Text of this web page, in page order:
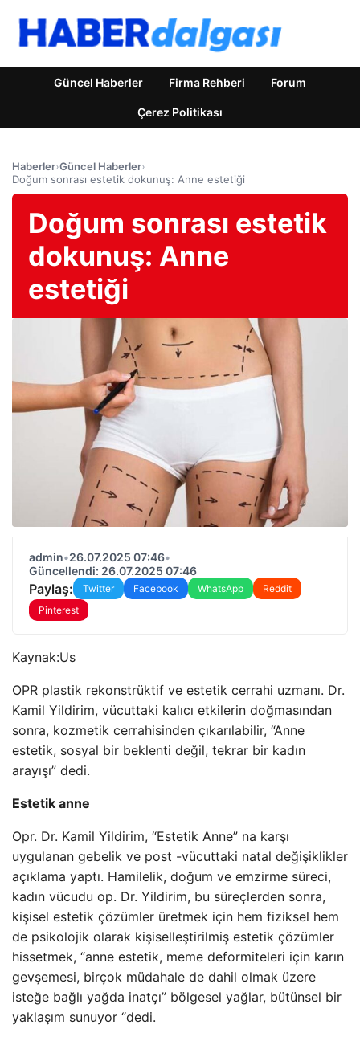
Güncel Haberler Firma Rehberi Forum
Çerez Politikası
Haberler›Güncel Haberler›
Doğum sonrası estetik dokunuş: Anne estetiği
Doğum sonrası estetik
dokunuş: Anne
estetiği
admin•26.07.2025 07:46•
Güncellendi: 26.07.2025 07:46
Paylaş: Twitter Facebook WhatsApp
Reddit
Pinterest
Kaynak:Us
OPR plastik rekonstrüktif ve estetik cerrahi uzmanı. Dr.
Kamil Yildirim, vücuttaki kalıcı etkilerin doğmasından
sonra, kozmetik cerrahisinden çıkarılabilir, “Anne
estetik, sosyal bir beklenti değil, tekrar bir kadın
arayışı” dedi.
Estetik anne
Opr. Dr. Kamil Yildirim, “Estetik Anne” na karşı
uygulanan gebelik ve post -vücuttaki natal değişiklikler
açıklama yaptı. Hamilelik, doğum ve emzirme süreci,
kadın vücudu op. Dr. Yildirim, bu süreçlerden sonra,
kişisel estetik çözümler üretmek için hem fiziksel hem
de psikolojik olarak kişiselleştirilmiş estetik çözümler
hissetmek, “anne estetik, meme deformiteleri için karın
gevşemesi, birçok müdahale de dahil olmak üzere
isteğe bağlı yağda inatçı” bölgesel yağlar, bütünsel bir
yaklaşım sunuyor “dedi.